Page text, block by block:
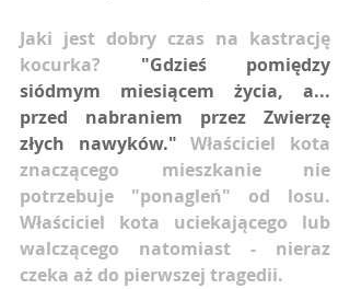
Jaki jest dobry czas na kastrację
kocurka? "Gdzieś pomiędzy
siódmym miesiącem życia, a...
przed nabraniem przez Zwierzę
złych nawyków." Właściciel kota
znaczącego mieszkanie nie
potrzebuje "ponagleń" od losu.
Właściciel kota uciekającego lub
walczącego natomiast - nieraz
czeka aż do pierwszej tragedii.